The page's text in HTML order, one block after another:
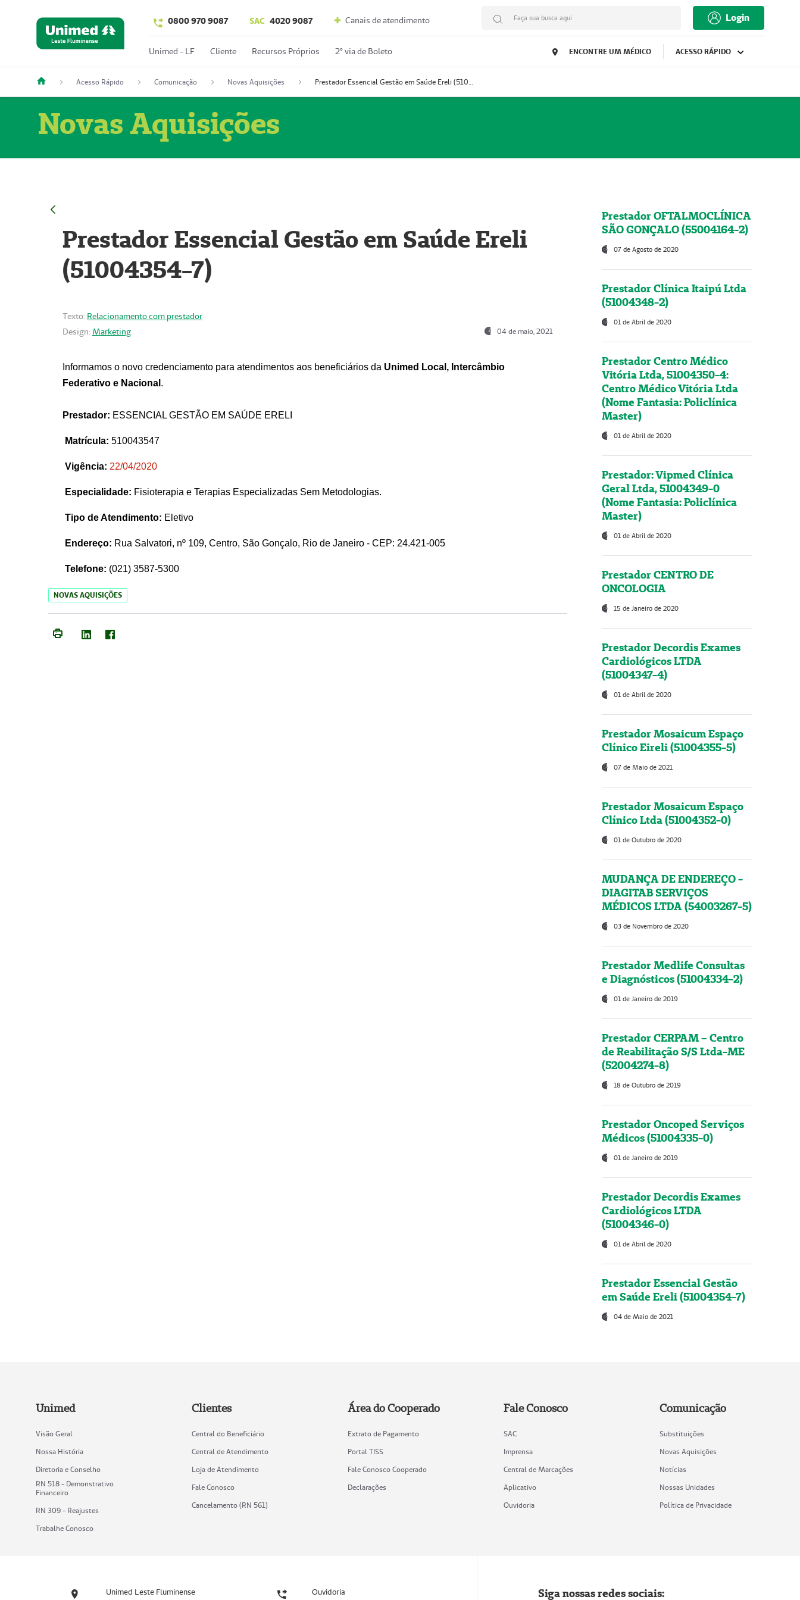
0800 970 9087 SAC 4020 9087 Canais de atendimento Faça sua busca aqui Login
Unimed - LF Cliente Recursos Próprios 2º via de Boleto ENCONTRE UM MÉDICO ACESSO RÁPIDO
Acesso Rápido Comunicação Novas Aquisições Prestador Essencial Gestão em Saúde Ereli (51004354-7)
Novas Aquisições
Prestador Essencial Gestão em Saúde Ereli
(51004354-7)
Texto: Relacionamento com prestador
Design: Marketing 04 de maio, 2021
Informamos o novo credenciamento para atendimentos aos beneficiários da Unimed Local, Intercâmbio
Federativo e Nacional .
Prestador: ESSENCIAL GESTÃO EM SAÚDE ERELI
Matrícula: 510043547
Vigência: 22/04/2020
Especialidade: Fisioterapia e Terapias Especializadas Sem Metodologias.
Tipo de Atendimento: Eletivo
Endereço: Rua Salvatori, nº 109, Centro, São Gonçalo, Rio de Janeiro - CEP: 24.421-005
Telefone: (021) 3587-5300
NOVAS AQUISIÇÕES
Prestador OFTALMOCLÍNICA
SÃO GONÇALO (55004164-2)
07 de Agosto de 2020
Prestador Clínica Itaipú Ltda
(51004348-2)
01 de Abril de 2020
Prestador Centro Médico
Vitória Ltda, 51004350-4:
Centro Médico Vitória Ltda
(Nome Fantasia: Policlínica
Master)
01 de Abril de 2020
Prestador: Vipmed Clínica
Geral Ltda, 51004349-0
(Nome Fantasia: Policlínica
Master)
01 de Abril de 2020
Prestador CENTRO DE
ONCOLOGIA
15 de Janeiro de 2020
Prestador Decordis Exames
Cardiológicos LTDA
(51004347-4)
01 de Abril de 2020
Prestador Mosaicum Espaço
Clínico Eireli (51004355-5)
07 de Maio de 2021
Prestador Mosaicum Espaço
Clínico Ltda (51004352-0)
01 de Outubro de 2020
MUDANÇA DE ENDEREÇO -
DIAGITAB SERVIÇOS
MÉDICOS LTDA (54003267-5)
03 de Novembro de 2020
Prestador Medlife Consultas
e Diagnósticos (51004334-2)
01 de Janeiro de 2019
Prestador CERPAM – Centro
de Reabilitação S/S Ltda-ME
(52004274-8)
18 de Outubro de 2019
Prestador Oncoped Serviços
Médicos (51004335-0)
01 de Janeiro de 2019
Prestador Decordis Exames
Cardiológicos LTDA
(51004346-0)
01 de Abril de 2020
Prestador Essencial Gestão
em Saúde Ereli (51004354-7)
04 de Maio de 2021
Unimed
Visão Geral
Nossa História
Diretoria e Conselho
RN 518 - Demonstrativo
Financeiro
RN 309 - Reajustes
Trabalhe Conosco
Clientes
Central do Beneficiário
Central de Atendimento
Loja de Atendimento
Fale Conosco
Cancelamento (RN 561)
Área do Cooperado
Extrato de Pagamento
Portal TISS
Fale Conosco Cooperado
Declarações
Fale Conosco
SAC
Imprensa
Central de Marcações
Aplicativo
Ouvidoria
Comunicação
Substituições
Novas Aquisições
Notícias
Nossas Unidades
Política de Privacidade
Unimed Leste Fluminense Ouvidoria Siga nossas redes sociais: